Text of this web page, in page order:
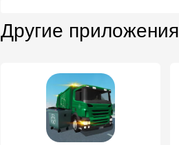
Другие приложения